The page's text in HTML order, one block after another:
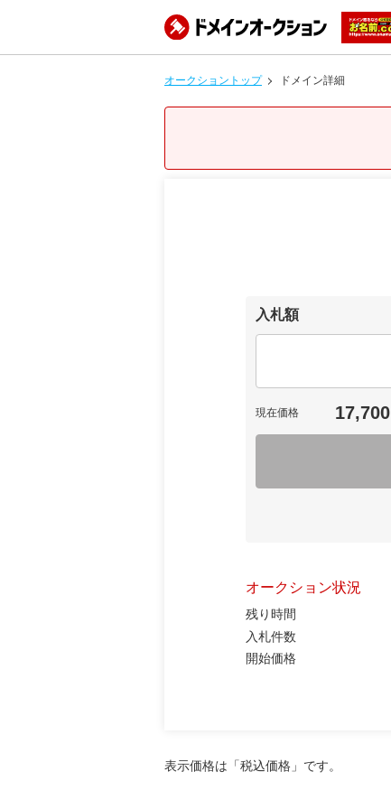
オークショントップ ドメイン詳細
入札額
現在価格 17,700
オークション状況
残り時間
入札件数
開始価格
表示価格は「税込価格」です。